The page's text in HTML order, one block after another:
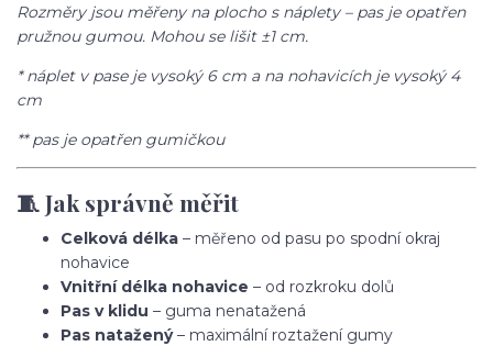
Rozměry jsou měřeny na plocho s náplety – pas je opatřen
pružnou gumou. Mohou se lišit ±1 cm.
* náplet v pase je vysoký 6 cm a na nohavicích je vysoký 4
cm
** pas je opatřen gumičkou
🧵 Jak správně měřit
Celková délka – měřeno od pasu po spodní okraj
nohavice
Vnitřní délka nohavice – od rozkroku dolů
Pas v klidu – guma nenatažená
Pas natažený– maximální roztažení gumy